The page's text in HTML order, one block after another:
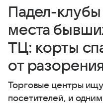
Падел-
места
ТЦ: корты
от разорения
Торговые центры
посетителей, и